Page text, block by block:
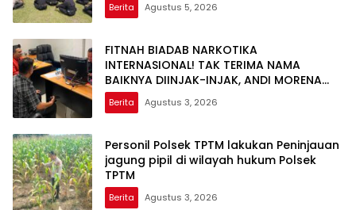
Berita Agustus 5, 2026
FITNAH BIADAB NARKOTIKA
INTERNASIONAL! TAK TERIMA NAMA
BAIKNYA DIINJAK-INJAK, ANDI MORENA
DECLARE WAR: SIAP Bantai DAN SERET
AKUN PEMBUNUH KARAKTER KE PENJARA
Berita Agustus 3, 2026
Personil Polsek TPTM lakukan Peninjauan
jagung pipil di wilayah hukum Polsek
TPTM
Berita Agustus 3, 2026